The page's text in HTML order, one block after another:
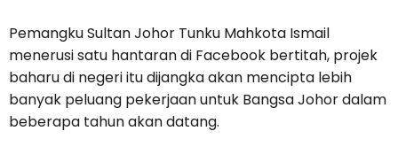
Pemangku Sultan Johor Tunku Mahkota Ismail
menerusi satu hantaran di Facebook bertitah, projek
baharu di negeri itu dijangka akan mencipta lebih
banyak peluang pekerjaan untuk Bangsa Johor dalam
beberapa tahun akan datang.